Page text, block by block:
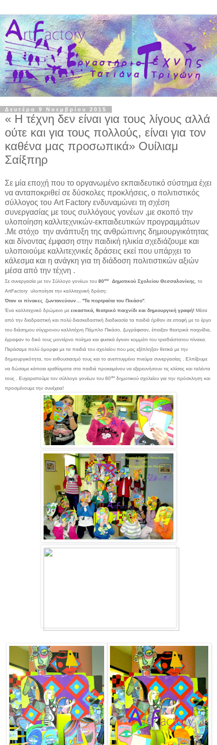
Δευτέρα 9 Νοεμβρίου 2015
« Η τέχνη δεν είναι για τους λίγους αλλά
ούτε και για τους πολλούς, είναι για τον
καθένα μας προσωπικά» Ουίλιαμ
Σαίξπηρ
Σε μία εποχή που το οργανωμένο εκπαιδευτικό σύστημα έχει
να ανταποκριθεί σε δύσκολες προκλήσεις, ο πολιτιστικός
σύλλογος του Art Factory ενδυναμώνει τη σχέση
συνεργασίας με τους συλλόγους γονέων ,με σκοπό την
υλοποίηση καλλιτεχνικών-εκπαιδευτικών προγραμμάτων
.Με στόχο την ανάπτυξη της ανθρώπινης δημιουργικότητας
και δίνοντας έμφαση στην παιδική ηλικία σχεδιάζουμε και
υλοποιούμε καλλιτεχνικές δράσεις εκεί που υπάρχει το
κάλεσμα και η ανάγκη για τη διάδοση πολιτιστικών αξιών
μέσα από την τέχνη .
Σε συνεργασία με τον Σύλλογο γονέων του 80ου Δημοτικού Σχολείου Θεσσαλονίκης , το
ArtFactory υλοποίησε την καλλιτεχνική δράση:
Όταν οι πίνακες ζωντανεύουν… ''Τα πορτραίτα του Πικάσο''
Ένα καλλιτεχνικό δρώμενο με εικαστικά, θεατρικό παιχνίδι και δημιουργική γραφή! Μέσα
από την διαδραστική και πολύ διασκεδαστική διαδικασία τα παιδιά ήρθαν σε επαφή με το έργο
του διάσημου σύγχρονου καλλιτέχνη Πάμπλο Πικάσο, ζωγράφισαν, έπαιξαν θεατρικά παιχνίδια,
έγραψαν το δικό τους μοντέρνο ποίημα και φυσικά έγιναν κομμάτι του τρισδιάστατου πίνακα.
Περάσαμε πολύ όμορφα με τα παιδιά του σχολείου που μας εξέπληξαν θετικά με την
δημιουργικότητα, τον ενθουσιασμό τους και το ανεπτυγμένο πνεύμα συνεργασίας . Ελπίζουμε
να δώσαμε κάποια ερεθίσματα στα παιδιά προκειμένου να εξερευνήσουν τις κλίσεις και ταλέντα
τους . Ευχαριστούμε τον σύλλογο γονέων του 80ου δημοτικού σχολείου για την πρόσκληση και
προσμένουμε την συνέχεια!